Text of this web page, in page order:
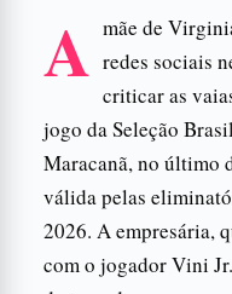
A mãe de
redes sociais
criticar as
jogo da Seleção
Maracanã, no último
válida pelas
2026. A empresária,
com o jogador Vini